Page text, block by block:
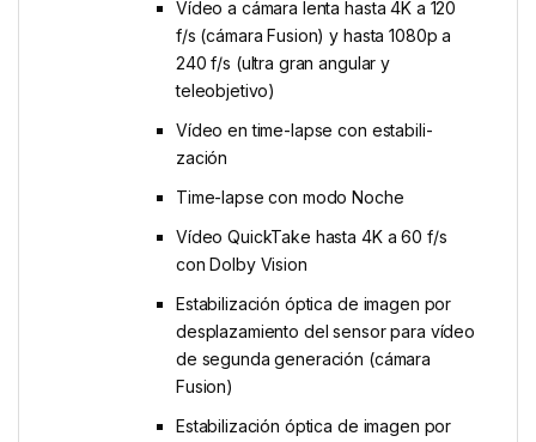
Vídeo a cámara lenta hasta 4K a 120
f/s (cámara Fusion) y hasta 1080p a
240 f/s (ultra gran angular y
teleobjetivo)
Vídeo en time-lapse con estabili­
zación
Time-lapse con modo Noche
Vídeo QuickTake hasta 4K a 60 f/s
con Dolby Vision
Estabili­zación óptica de imagen por
desplazamiento del sensor para vídeo
de segunda generación (cámara
Fusion)
Estabili­zación óptica de imagen por